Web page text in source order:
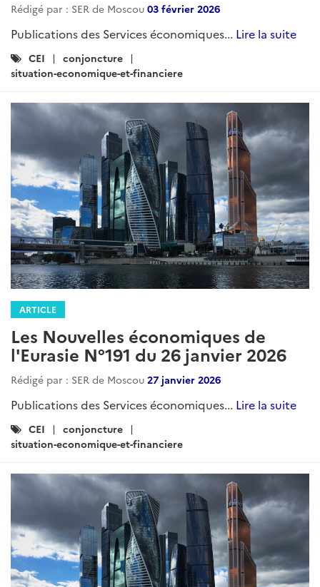
Rédigé par : SER de Moscou 03 février 2026
Publications des Services économiques... Lire la suite
Catégories
:
CEI
conjoncture
situation-economique-et-financiere
ARTICLE
Les Nouvelles économiques de
l'Eurasie N°191 du 26 janvier 2026
Rédigé par : SER de Moscou 27 janvier 2026
Publications des Services économiques... Lire la suite
Catégories
:
CEI
conjoncture
situation-economique-et-financiere